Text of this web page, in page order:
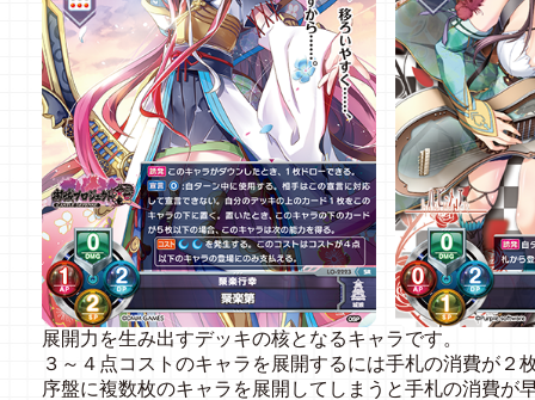
展開力を生み出すデッキの核となるキャラです。
３～４点コストのキャラを展開するには手札の消費が２
序盤に複数枚のキャラを展開してしまうと手札の消費が